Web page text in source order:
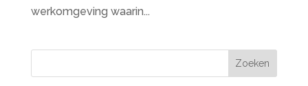
werkomgeving waarin...
Zoeken